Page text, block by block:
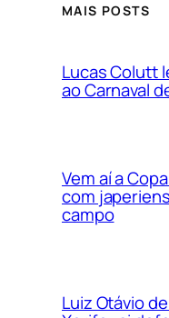
MAIS POSTS
Lucas Colutt
ao Carnaval
Vem aí a
com
campo
Luiz Otávio